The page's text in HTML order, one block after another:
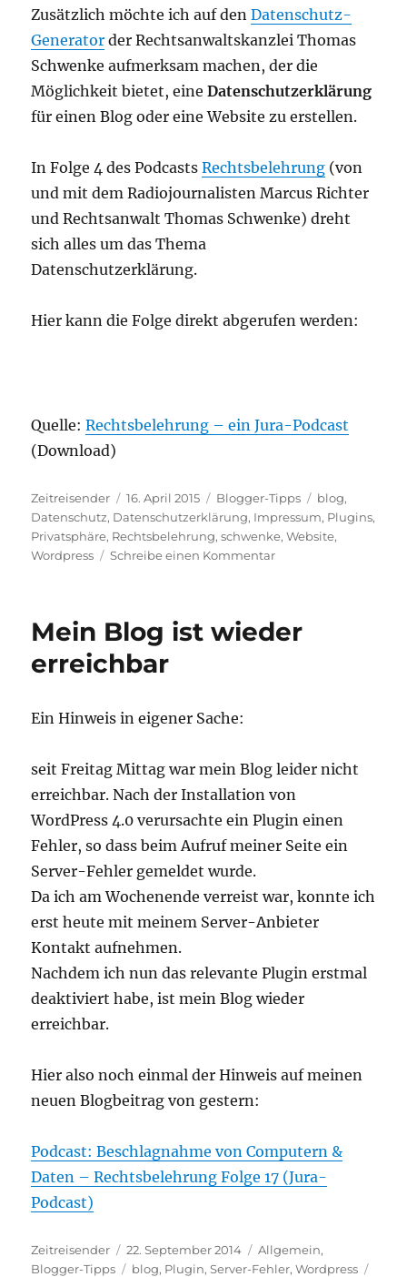
Zusätzlich möchte ich auf denDatenschutz-
Generator der Rechtsanwaltskanzlei Thomas
Schwenke aufmerksam machen, der die
Möglichkeit bietet, eineDatenschutzerklärung
für einen Blog oder eine Website zu erstellen.
In Folge 4 des PodcastsRechtsbelehrung (von
und mit dem Radiojournalisten Marcus Richter
und Rechtsanwalt Thomas Schwenke) dreht
sich alles um das Thema
Datenschutzerklärung.
Hier kann die Folge direkt abgerufen werden:
Quelle:Rechtsbelehrung – ein Jura-Podcast
(Download)
Autor
Zeitreisender
Veröffentlicht
am
16. April 2015 Kategorien
Blogger-Tipps Schlagwörter
blog,
Datenschutz, Datenschutzerklärung, Impressum, Plugins,
Privatsphäre, Rechtsbelehrung,schwenke,Website,
Wordpress
Schreibe einen Kommentarzu
und
Mein Blog ist wieder
erreichbar
Ein Hinweis in eigener Sache:
seit Freitag Mittag war mein Blog leider nicht
erreichbar. Nach der Installation von
WordPress 4.0 verursachte ein Plugin einen
Fehler, so dass beim Aufruf meiner Seite ein
Server-Fehler gemeldet wurde.
Da ich am Wochenende verreist war, konnte ich
erst heute mit meinem Server-Anbieter
Kontakt aufnehmen.
Nachdem ich nun das relevante Plugin erstmal
deaktiviert habe, ist mein Blog wieder
erreichbar.
Hier also noch einmal der Hinweis auf meinen
neuen Blogbeitrag von gestern:
Podcast: Beschlagnahme von Computern &
Daten – Rechtsbelehrung Folge 17 (Jura-
Podcast)
Autor
Zeitreisender
Veröffentlicht
am
22. September 2014 Kategorien
Allgemein,
Blogger-Tipps
Schlagwörter
blog, Plugin,Server-Fehler,Wordpress